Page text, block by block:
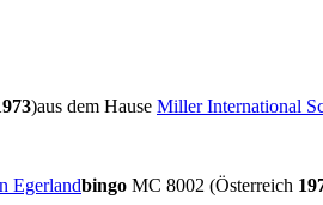
)aus dem Hause Miller International
Egerlandbingo MC 8002 (Österreich